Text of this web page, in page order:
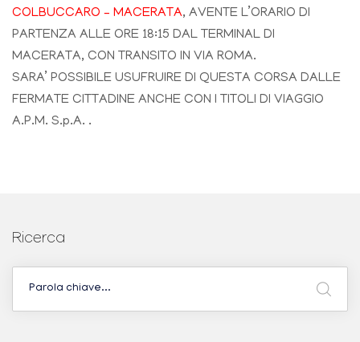
COLBUCCARO – MACERATA, AVENTE L’ORARIO DI
PARTENZA ALLE ORE 18:15 DAL TERMINAL DI
MACERATA, CON TRANSITO IN VIA ROMA.
SARA’ POSSIBILE USUFRUIRE DI QUESTA CORSA DALLE
FERMATE CITTADINE ANCHE CON I TITOLI DI VIAGGIO
A.P.M. S.p.A. .
Ricerca